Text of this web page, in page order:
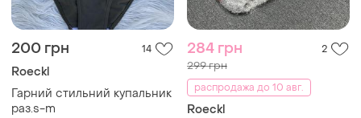
200 грн 14
Roeckl
Гарний стильний купальник
раз.s-m
284 грн 2
299 грн
распродажа до 10 авг.
Roeckl